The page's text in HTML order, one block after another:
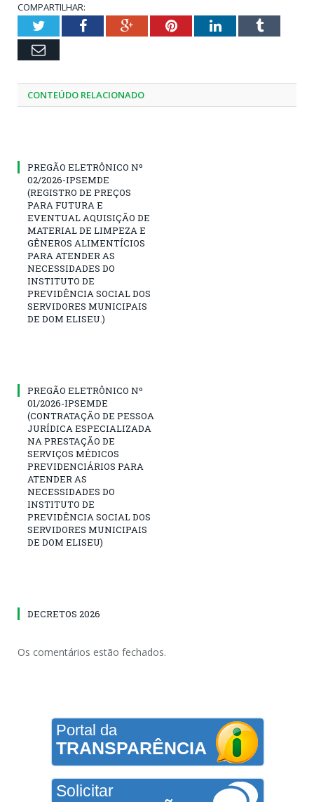
COMPARTILHAR:
TwitterFacebookGoogle+PinterestLinkedInTumblr
Email
CONTEÚDO RELACIONADO
PREGÃO ELETRÔNICO Nº
02/2026-IPSEMDE
(REGISTRO DE PREÇOS
PARA FUTURA E
EVENTUAL AQUISIÇÃO DE
MATERIAL DE LIMPEZA E
GÊNEROS ALIMENTÍCIOS
PARA ATENDER AS
NECESSIDADES DO
INSTITUTO DE
PREVIDÊNCIA SOCIAL DOS
SERVIDORES MUNICIPAIS
DE DOM ELISEU.)
PREGÃO ELETRÔNICO Nº
01/2026-IPSEMDE
(CONTRATAÇÃO DE PESSOA
JURÍDICA ESPECIALIZADA
NA PRESTAÇÃO DE
SERVIÇOS MÉDICOS
PREVIDENCIÁRIOS PARA
ATENDER AS
NECESSIDADES DO
INSTITUTO DE
PREVIDÊNCIA SOCIAL DOS
SERVIDORES MUNICIPAIS
DE DOM ELISEU)
DECRETOS 2026
Os comentários estão fechados.
Portal da
TRANSPARÊNCIA
Solicitar